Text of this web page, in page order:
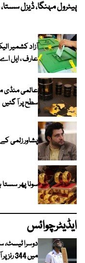
پیٹرول مہنگا، ڈیزل
عارف ، ایل اے 28 میں پیپلز پارٹی کے بازل نقوی
عالمی منڈی
سطح پر آ گئیں
پشاور زلمی
سونا پھر
ایڈیٹرچوائس
دوسرا ٹیسٹ،
میں 344 رنز پر آؤٹ